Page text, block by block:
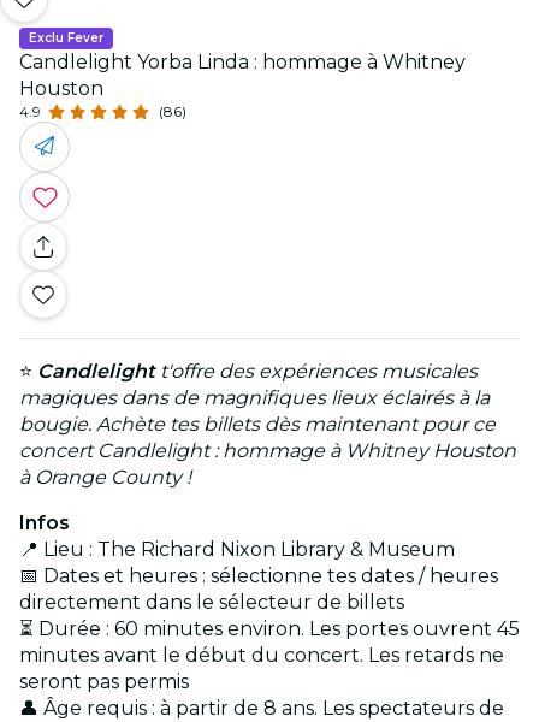
Exclu Fever
Candlelight Yorba Linda : hommage à Whitney
Houston
4.9 (86)
⭐ Candlelightt'offre des expériences musicales
magiques dans de magnifiques lieux éclairés à la
bougie. Achète tes billets dès maintenant pour ce
concert Candlelight : hommage à Whitney Houston
à Orange County !
Infos
📍 Lieu : The Richard Nixon Library & Museum
📅 Dates et heures : sélectionne tes dates / heures
directement dans le sélecteur de billets
⏳ Durée : 60 minutes environ. Les portes ouvrent 45
minutes avant le début du concert. Les retards ne
seront pas permis
👤 Âge requis : à partir de 8 ans. Les spectateurs de